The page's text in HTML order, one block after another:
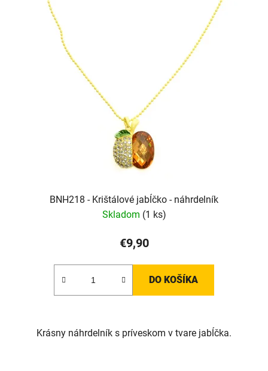
BNH218 - Krištálové jabĺčko - náhrdelník
Skladom (1 ks)
€9,90
DO KOŠÍKA
Krásny náhrdelník s príveskom v tvare jabĺčka.